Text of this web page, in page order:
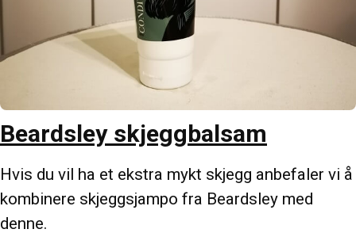
Beardsley skjeggbalsam
Hvis du vil ha et ekstra mykt skjegg anbefaler vi å
kombinere skjeggsjampo fra Beardsley med
denne.